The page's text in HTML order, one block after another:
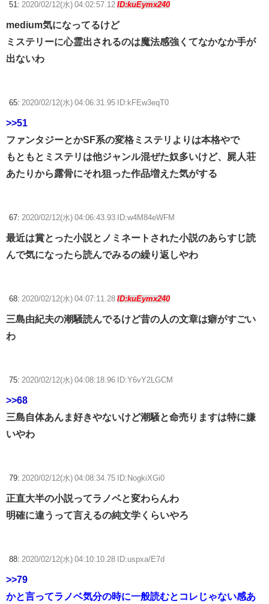
51: 2020/02/12(水) 04:02:57.12 ID:kuEymx240
medium気になってるけど
ミステリーに心霊出されるのは魔法感強くてなかなか手が
出ないわ
65: 2020/02/12(水) 04:06:31.95 ID:kFEw3eqT0
>>51
ファンタジーとかSF系の変格ミステリよりは本格やで
もともとミステリは他ジャンル混ぜた奴多いけど、屍人荘
あたりから露骨にそれ狙った作品増えた気がする
67: 2020/02/12(水) 04:06:43.93 ID:w4M84eWFM
最近は賞とった小説とノミネートされた小説のあらすじ読
んで気になったら読んでみるの繰り返しやわ
68: 2020/02/12(水) 04:07:11.28 ID:kuEymx240
三島由紀夫の潮騒読んでるけど昔の人の文章は癖がすごい
わ
75: 2020/02/12(水) 04:08:18.96 ID:Y6vY2LGCM
>>68
三島自体あんま好きやないけど潮騒と命売りますは特に嫌
いやわ
79: 2020/02/12(水) 04:08:34.75 ID:NogkiXGi0
正直大半の小説ってラノベと変わらんわ
明確に違うって言えるの純文学くらいやろ
88: 2020/02/12(水) 04:10:10.28 ID:uspxa/E7d
>>79
かと言ってラノベ気分の時に一般読むとコレじゃない感あ